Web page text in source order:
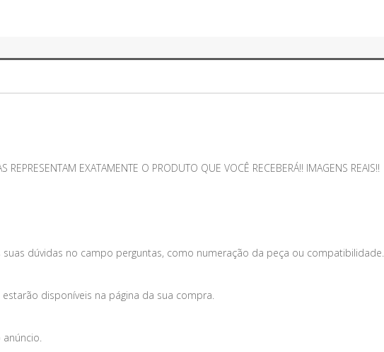
EXATAMENTE O PRODUTO QUE VOCÊ RECEBERÁ!! IMAGENS REAIS!!
suas dúvidas no campo perguntas, como numeração da peça ou compatibilidade.
disponíveis na página da sua compra.